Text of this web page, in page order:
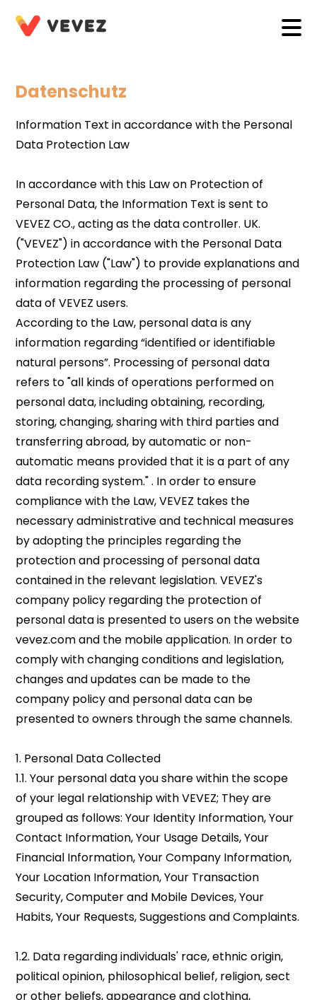
Datenschutz